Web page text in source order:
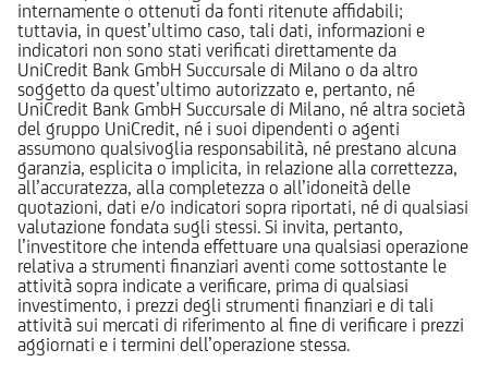
internamente o ottenuti da fonti ritenute affidabili;
tuttavia, in quest’ultimo caso, tali dati, informazioni e
indicatori non sono stati verificati direttamente da
UniCredit Bank GmbH Succursale di Milano o da altro
soggetto da quest’ultimo autorizzato e, pertanto, né
UniCredit Bank GmbH Succursale di Milano, né altra società
del gruppo UniCredit, né i suoi dipendenti o agenti
assumono qualsivoglia responsabilità, né prestano alcuna
garanzia, esplicita o implicita, in relazione alla correttezza,
all’accuratezza, alla completezza o all’idoneità delle
quotazioni, dati e/o indicatori sopra riportati, né di qualsiasi
valutazione fondata sugli stessi. Si invita, pertanto,
l’investitore che intenda effettuare una qualsiasi operazione
relativa a strumenti finanziari aventi come sottostante le
attività sopra indicate a verificare, prima di qualsiasi
investimento, i prezzi degli strumenti finanziari e di tali
attività sui mercati di riferimento al fine di verificare i prezzi
aggiornati e i termini dell’operazione stessa.